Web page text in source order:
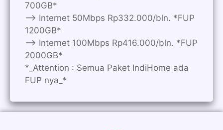
700GB*
—> Internet 50Mbps Rp332.000/bln. *FUP
1200GB*
—> Internet 100Mbps Rp416.000/bln. *FUP
2000GB*
*_Attention : Semua Paket IndiHome ada
FUP nya_*